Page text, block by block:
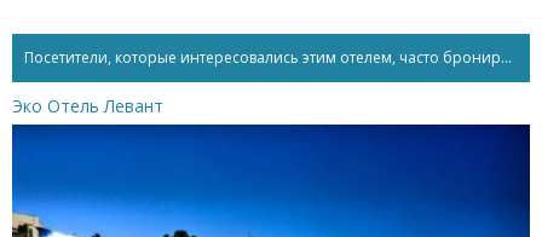
Посетители, которые интересовались этим отелем, часто бронируют...
Эко Отель Левант